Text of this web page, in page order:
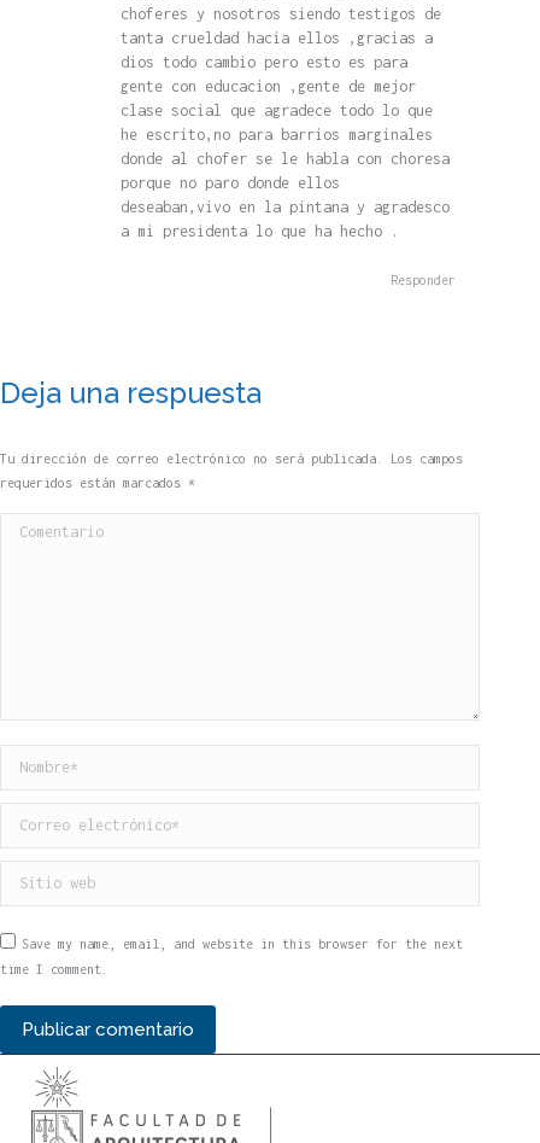
choferes y nosotros siendo testigos de
tanta crueldad hacia ellos ,gracias a
dios todo cambio pero esto es para
gente con educacion ,gente de mejor
clase social que agradece todo lo que
he escrito,no para barrios marginales
donde al chofer se le habla con choresa
porque no paro donde ellos
deseaban,vivo en la pintana y agradesco
a mi presidenta lo que ha hecho .
Responder
Deja una respuesta
Tu dirección de correo electrónico no será publicada. Los campos
requeridos están marcados *
Comentario
Nombre *
Correo electrónico *
Sitio web
Save my name, email, and website in this browser for the next
time I comment.
Publicar comentario